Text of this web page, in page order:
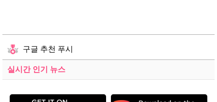
구글 추천 푸시
실시간 인기 뉴스